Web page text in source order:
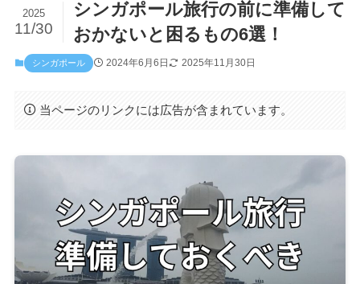
シンガポール旅行の前に準備して
おかないと困るもの6選！
2025
11/30
シンガポール 2024年6月6日 2025年11月30日
当ページのリンクには広告が含まれています。